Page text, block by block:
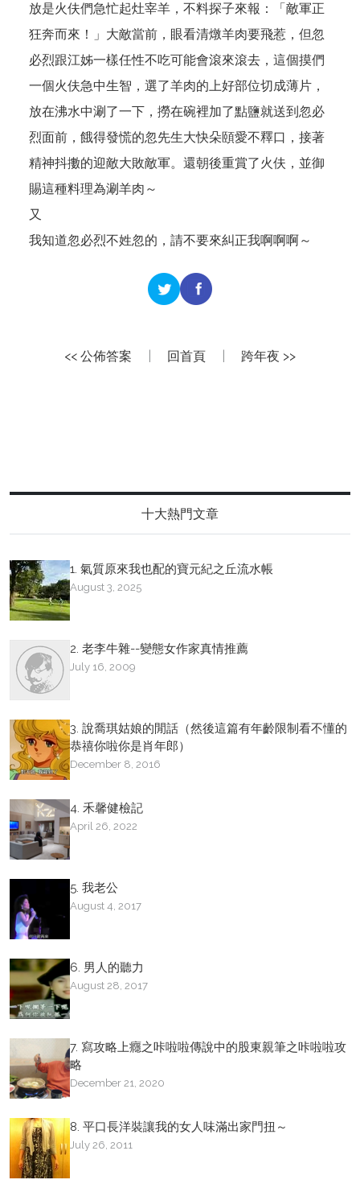
放是火伕們急忙起灶宰羊，不料探子來報：「敵軍正
狂奔而來！」大敵當前，眼看清燉羊肉要飛惹，但忽
必烈跟江姊一樣任性不吃可能會滾來滾去，這個摸們
一個火伕急中生智，選了羊肉的上好部位切成薄片，
放在沸水中涮了一下，撈在碗裡加了點鹽就送到忽必
烈面前，餓得發慌的忽先生大快朵頤愛不釋口，接著
精神抖擻的迎敵大敗敵軍。還朝後重賞了火伕，並御
賜這種料理為涮羊肉～
又
我知道忽必烈不姓忽的，請不要來糾正我啊啊啊～
<< 公佈答案 回首頁 跨年夜 >>
十大熱門文章
1. 氣質原來我也配的寶元紀之丘流水帳
August 3, 2025
2. 老李牛雜--變態女作家真情推薦
July 16, 2009
3. 說喬琪姑娘的閒話（然後這篇有年齡限制看不懂的
恭禧你啦你是肖年郎）
December 8, 2016
4. 禾馨健檢記
April 26, 2022
5. 我老公
August 4, 2017
6. 男人的聽力
August 28, 2017
7. 寫攻略上癮之咔啦啦傳說中的股東親筆之咔啦啦攻
略
December 21, 2020
8. 平口長洋裝讓我的女人味滿出家門扭～
July 26, 2011